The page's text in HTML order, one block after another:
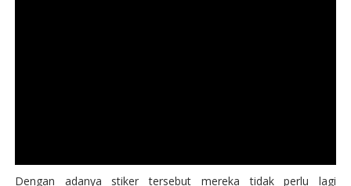
Dengan adanya stiker tersebut mereka tidak perlu lagi